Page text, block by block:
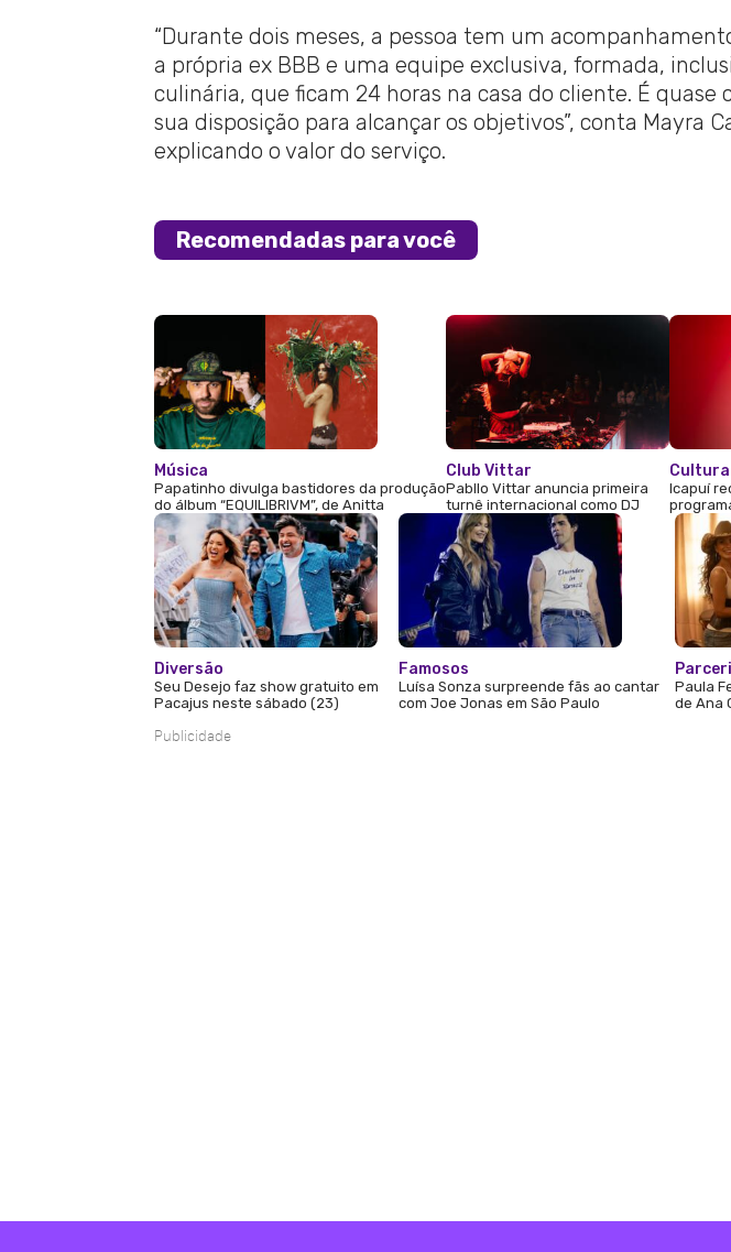
“Durante dois meses, a pessoa tem um
a própria ex BBB e uma equipe exclusiva, formada,
culinária, que ficam 24 horas na casa do cliente. É quase
sua disposição para alcançar os objetivos”, conta Mayra
explicando o valor do serviço.
Recomendadas para você
Música
Papatinho divulga bastidores da produção
do álbum “EQUILIBRIVM”, de Anitta
Club Vittar
Pabllo Vittar anuncia primeira
turnê internacional como DJ
Cultura
Icapuí
Diversão
Seu Desejo faz show gratuito em
Pacajus neste sábado (23)
Famosos
Luísa Sonza surpreende fãs ao cantar
com Joe Jonas em São Paulo
Paula
de Ana
Publicidade